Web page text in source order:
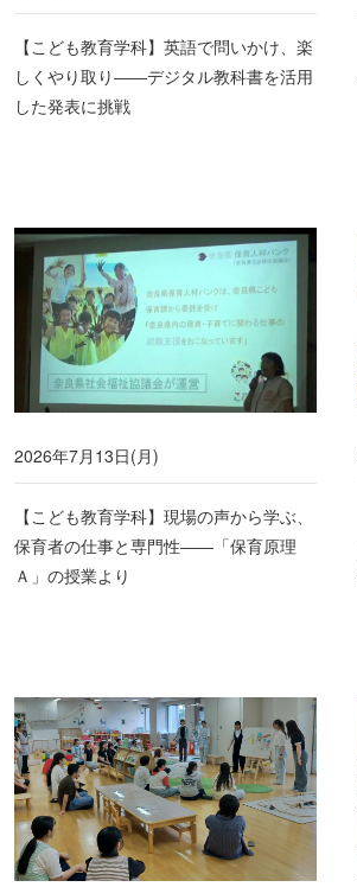
【こども教育学科】英語で問いかけ、楽
しくやり取り――デジタル教科書を活用
した発表に挑戦
2026年7月13日(月)
【こども教育学科】現場の声から学ぶ、
保育者の仕事と専門性――「保育原理
Ａ」の授業より